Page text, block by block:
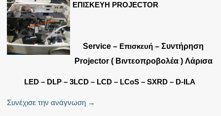
ΕΠΙΣΚΕΥΗ PROJECTOR
Service – Επισκευή – Συντήρηση
Projector ( Βιντεοπροβολέα ) Λάρισα
LED – DLP – 3LCD – LCD – LCoS – SXRD – D-ILA
Συνέχισε την ανάγνωση →